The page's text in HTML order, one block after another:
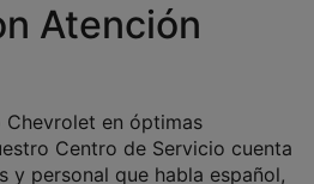
Atención
Chevrolet en óptimas
Centro de Servicio cuenta
personal que habla español,